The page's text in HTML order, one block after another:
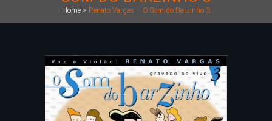
Home > Renato Vargas – O Som do Barzinho 3